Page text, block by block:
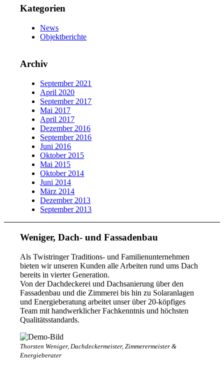
Kategorien
News
Objektberichte
Archiv
September 2021
April 2020
September 2017
Mai 2017
April 2017
Dezember 2016
September 2016
Juni 2016
Oktober 2015
Mai 2015
Oktober 2014
Juni 2014
März 2014
Dezember 2013
September 2013
Weniger, Dach- und Fassadenbau
Als Twistringer Traditions- und Familienunternehmen
bieten wir unseren Kunden alle Arbeiten rund ums Dach
bereits in vierter Generation.
Von der Dachdeckerei und Dachsanierung über den
Fassadenbau und die Zimmerei bis hin zu Solaranlagen
und Energieberatung arbeitet unser über 20-köpfiges
Team mit handwerklicher Fachkenntnis und höchsten
Qualitätsstandards.
Thorsten Weniger, Dachdeckermeister, Zimmerermeister &
Energieberater